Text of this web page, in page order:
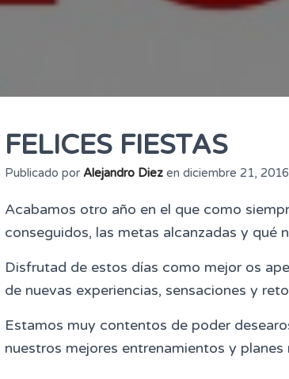
FELICES FIESTAS
Publicado por Alejandro Diez en diciembre 21, 2016
Acabamos otro año en el que como
conseguidos, las metas alcanzadas y qué
Disfrutad de estos días como mejor os
de nuevas experiencias, sensaciones y
Estamos muy contentos de poder
nuestros mejores entrenamientos y